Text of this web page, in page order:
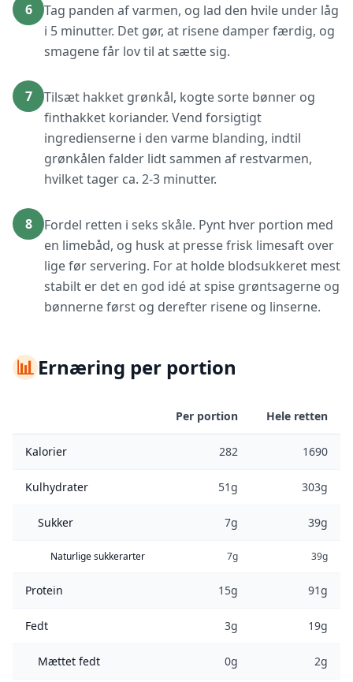
6
Tag panden af varmen, og lad den hvile under låg
i 5 minutter. Det gør, at risene damper færdig, og
smagene får lov til at sætte sig.
7
Tilsæt hakket grønkål, kogte sorte bønner og
finthakket koriander. Vend forsigtigt
ingredienserne i den varme blanding, indtil
grønkålen falder lidt sammen af restvarmen,
hvilket tager ca. 2-3 minutter.
8
Fordel retten i seks skåle. Pynt hver portion med
en limebåd, og husk at presse frisk limesaft over
lige før servering. For at holde blodsukkeret mest
stabilt er det en god idé at spise grøntsagerne og
bønnerne først og derefter risene og linserne.
📊Ernæring per portion
Per portion Hele retten
Kalorier 282 1690
Kulhydrater 51g 303g
Sukker 7g 39g
Naturlige sukkerarter 7g 39g
Protein 15g 91g
Fedt 3g 19g
Mættet fedt 0g 2g